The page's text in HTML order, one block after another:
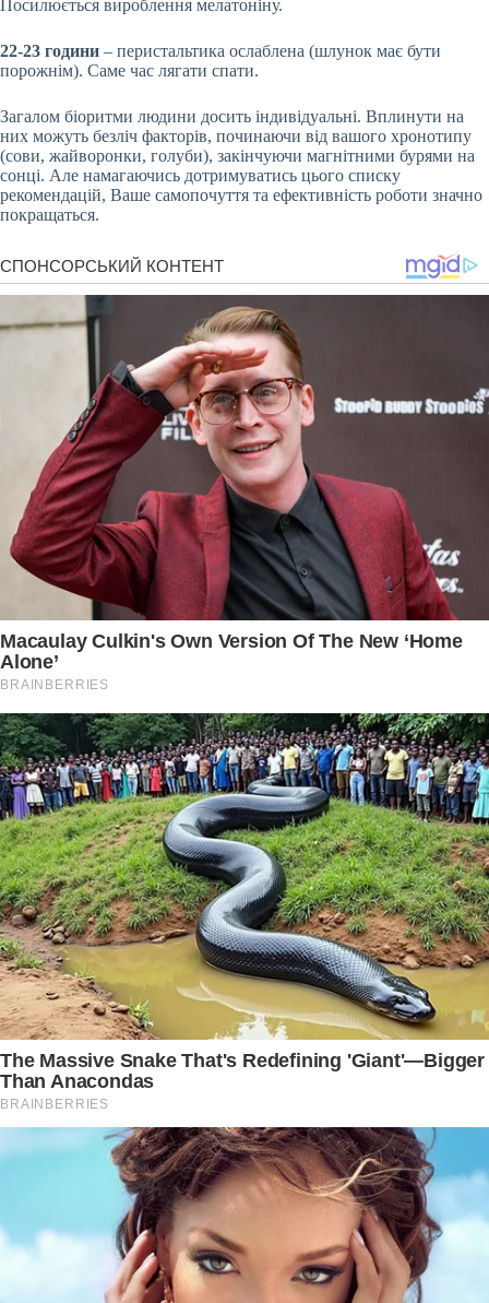
Посилюється вироблення мелатоніну.
22-23 години – перистальтика ослаблена (шлунок має бути
порожнім). Саме час лягати спати.
Загалом біоритми людини досить індивідуальні. Вплинути на
них можуть безліч факторів, починаючи від вашого хронотипу
(сови, жайворонки, голуби), закінчуючи магнітними бурями на
сонці. Але намагаючись дотримуватись цього списку
рекомендацій, Ваше самопочуття та ефективність роботи значно
покращаться.